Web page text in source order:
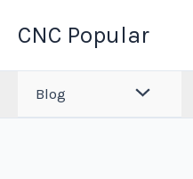
CNC Popular
Blog